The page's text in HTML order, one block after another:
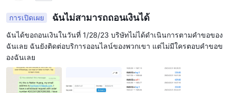
การเปิดเผย ฉันไม่สามารถถอนเงินได้
ฉันได้ขอถอนเงินในวันที่ 1/28/23 บริษัทไม่ได้ดำเนินการตามคำขอของ
ฉันเลย ฉันยังติดต่อบริการออนไลน์ของพวกเขา แต่ไม่มีใครตอบคำขอข
องฉันเลย